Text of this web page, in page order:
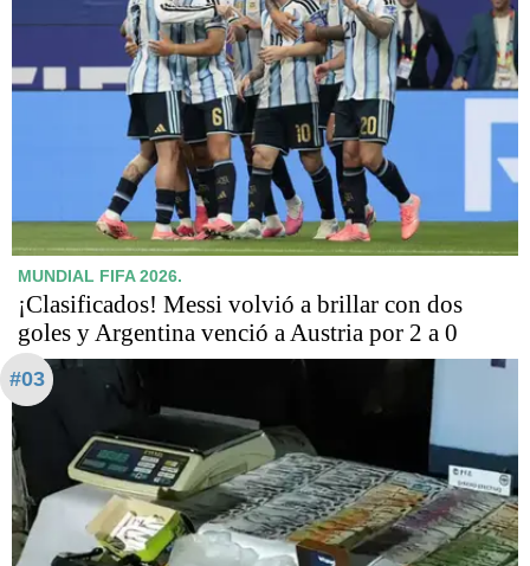
MUNDIAL FIFA 2026.
¡Clasificados! Messi volvió a brillar con dos
goles y Argentina venció a Austria por 2 a 0
#03